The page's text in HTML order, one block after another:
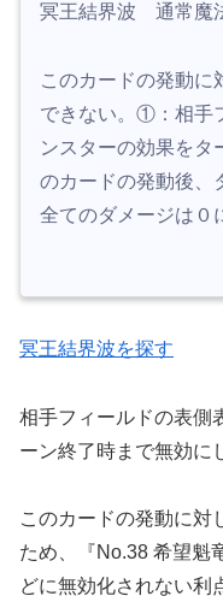
冥王結界波 通常魔
このカードの発動に
できない。①：相手
ンスターの効果をタ
のカードの発動後、
全てのダメージは０
冥王結界波を探す
相手フィールドの表側
ーン終了時まで無効に
このカードの発動に対
ため、『No.38 希望魁
どに無効化されない利